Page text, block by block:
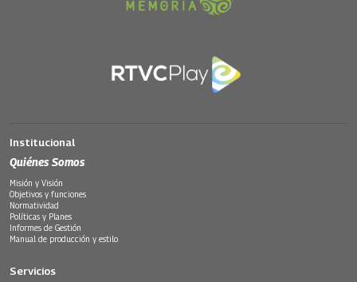
Institucional
Quiénes Somos
Misión y Visión
Objetivos y funciones
Normatividad
Políticas y Planes
Informes de Gestión
Manual de producción y estilo
Servicios